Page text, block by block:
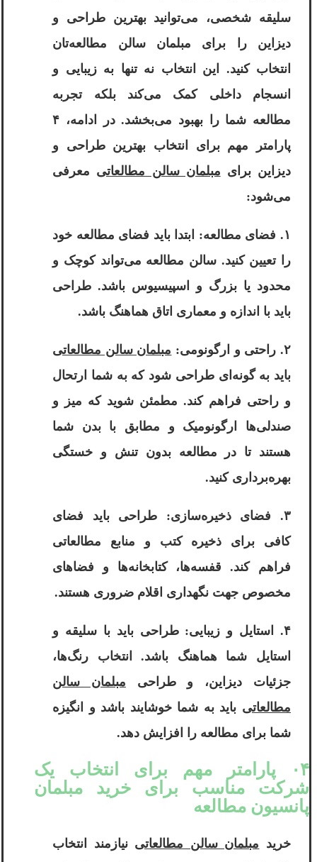
سلیقه شخصی، می‌توانید بهترین طراحی و
دیزاین را برای مبلمان سالن مطالعه‌تان
انتخاب کنید. این انتخاب نه تنها به زیبایی و
انسجام داخلی کمک می‌کند بلکه تجربه
مطالعه شما را بهبود می‌بخشد. در ادامه، ۴
پارامتر مهم برای انتخاب بهترین طراحی و
دیزاین برای مبلمان سالن مطالعاتی معرفی
می‌شود:
۱. فضای مطالعه: ابتدا باید فضای مطالعه خود
را تعیین کنید. سالن مطالعه می‌تواند کوچک و
محدود یا بزرگ و اسپیسیوس باشد. طراحی
باید با اندازه و معماری اتاق هماهنگ باشد.
۲. راحتی و ارگونومی:
مبلمان سالن مطالعاتی
باید به گونه‌ای طراحی شود که به شما ارتحال
و راحتی فراهم کند. مطمئن شوید که میز و
صندلی‌ها ارگونومیک و مطابق با بدن شما
هستند تا در مطالعه بدون تنش و خستگی
بهره‌برداری کنید.
۳. فضای ذخیره‌سازی: طراحی باید فضای
کافی برای ذخیره کتب و منابع مطالعاتی
فراهم کند. قفسه‌ها، کتابخانه‌ها و فضاهای
مخصوص جهت نگهداری اقلام ضروری هستند.
۴. استایل و زیبایی: طراحی باید با سلیقه و
استایل شما هماهنگ باشد. انتخاب رنگ‌ها،
جزئیات دیزاین، و طراحی مبلمان سالن
مطالعاتی باید به شما خوشایند باشد و انگیزه
شما برای مطالعه را افزایش دهد.
۰۴ پارامتر مهم برای انتخاب یک
شرکت مناسب برای خرید مبلمان
پانسیون مطالعه
خرید مبلمان سالن مطالعاتی نیازمند انتخاب